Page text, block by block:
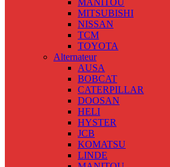
MANITOU
MITSUBISHI
NISSAN
TCM
TOYOTA
Alternateur
AUSA
BOBCAT
CATERPILLAR
DOOSAN
HELI
HYSTER
JCB
KOMATSU
LINDE